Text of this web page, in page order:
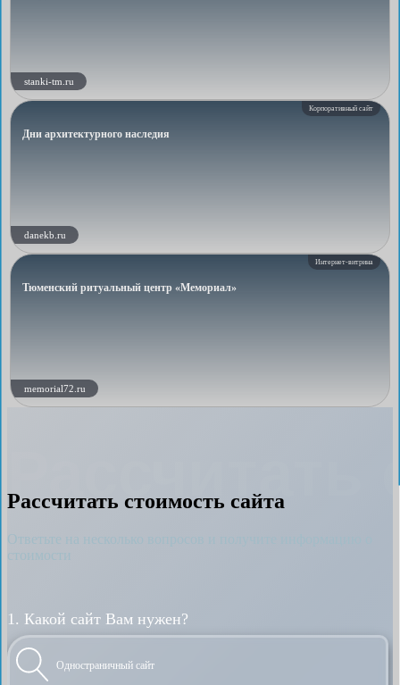
stanki-tm.ru
Корпоративный сайт
Дни архитектурного наследия
danekb.ru
Интернет-витрина
Тюменский ритуальный центр «Мемориал»
memorial72.ru
Рассчитать
Рассчитать стоимость сайта
Ответьте на несколько вопросов и получите информацию о
стоимости
1. Какой сайт Вам нужен?
Одностраничный сайт